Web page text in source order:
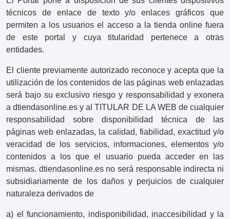
técnicos de enlace de texto y/o enlaces gráficos que
permiten a los usuarios el acceso a la tienda online fuera
de este portal y cuya titularidad pertenece a otras
entidades.
El cliente previamente autorizado reconoce y acepta que la
utilización de los contenidos de las páginas web enlazadas
será bajo su exclusivo riesgo y responsabilidad y exonera
a dtiendasonline.es y al TITULAR DE LA WEB de cualquier
responsabilidad sobre disponibilidad técnica de las
páginas web enlazadas, la calidad, fiabilidad, exactitud y/o
veracidad de los servicios, informaciones, elementos y/o
contenidos a los que el usuario pueda acceder en las
mismas. dtiendasonline.es no será responsable indirecta ni
subsidiariamente de los daños y perjuicios de cualquier
naturaleza derivados de
a) el funcionamiento, indisponibilidad, inaccesibilidad y la